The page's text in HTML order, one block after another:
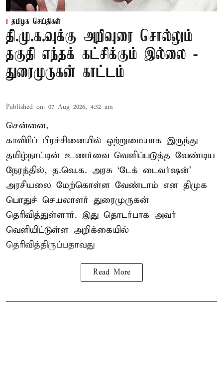
தமிழக செய்திகள்
தி.மு.க.வுக்கு அறிவுரை சொல்லும்
தகுதி எந்தக் கட்சிக்கும் இல்லை -
துரைமுருகன் காட்டம்
Published on: 07 Aug 2026, 4:32 am
சென்னை,
காவிரிப் பிரச்சினையில் ஒற்றுமையாக இருந்து
தமிழ்நாட்டின் உணர்வை வெளிப்படுத்த வேண்டிய
நேரத்தில், த.வெ.க. அரசு ‘டேக் டைவர்ஷன்’
அரசியலை மேற்கொள்ள வேண்டாம் என திமுக
பொதுச் செயலாளர் துரைமுருகன்
தெரிவித்துள்ளார். இது தொடர்பாக அவர்
வெளியிட்டுள்ள அறிக்கையில்
தெரிவித்திருப்பதாவது
Read More